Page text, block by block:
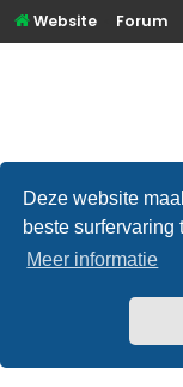
Deze website
beste surfervaring
Meer informatie
Website Forum